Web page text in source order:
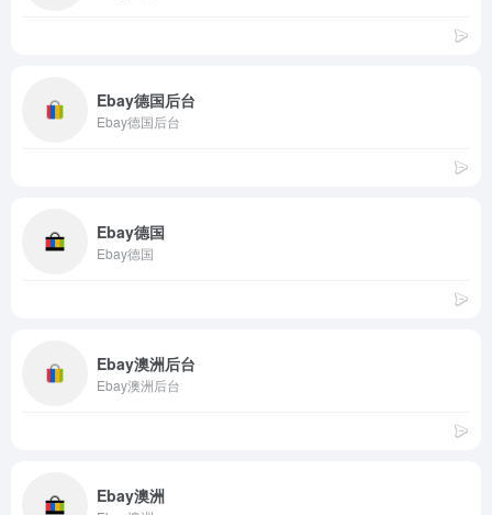
Ebay德国后台
Ebay德国后台
Ebay德国
Ebay德国
Ebay澳洲后台
Ebay澳洲后台
Ebay澳洲